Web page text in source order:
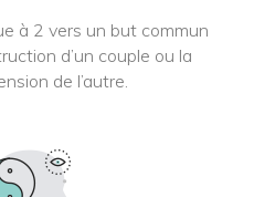
à 2 vers un but commun
d’un couple ou la
de l’autre.